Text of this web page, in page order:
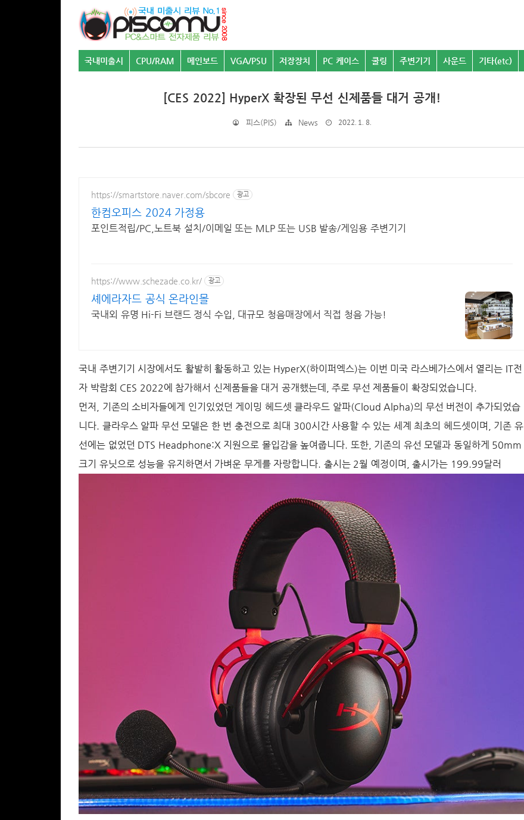
국내미출시 CPU/RAM 메인보드 VGA/PSU 저장장치 PC 케이스 쿨링 주변기기 사운드 기타(etc)
[CES 2022] HyperX 확장된 무선 신제품들 대거 공개!
피스(PIS) News 2022. 1. 8.
https://smartstore.naver.com/sbcore 광고
한컴오피스 2024 가정용
포인트적립/PC,노트북 설치/이메일 또는 MLP 또는 USB 발송/게임용 주변기기
https://www.schezade.co.kr/ 광고
셰에라자드 공식 온라인몰
국내외 유명 Hi-Fi 브랜드 정식 수입, 대규모 청음매장에서 직접 청음 가능!
국내 주변기기 시장에서도 활발히 활동하고 있는 HyperX(하이퍼엑스)는 이번 미국 라스베가스에서 열리는 IT전
자 박람회 CES 2022에 참가해서 신제품들을 대거 공개했는데, 주로 무선 제품들이 확장되었습니다.
먼저, 기존의 소비자들에게 인기있었던 게이밍 헤드셋 클라우드 알파(Cloud Alpha)의 무선 버전이 추가되었습
니다. 클라우스 알파 무선 모델은 한 번 충전으로 최대 300시간 사용할 수 있는 세계 최초의 헤드셋이며, 기존 유
선에는 없었던 DTS Headphone:X 지원으로 몰입감을 높여줍니다. 또한, 기존의 유선 모델과 동일하게 50mm
크기 유닛으로 성능을 유지하면서 가벼운 무게를 자랑합니다. 출시는 2월 예정이며, 출시가는 199.99달러